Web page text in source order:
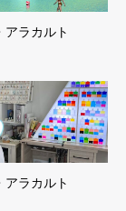
アラカルト
アラカルト